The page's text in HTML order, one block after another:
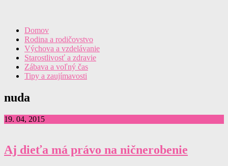
Domov
Rodina a rodičovstvo
Výchova a vzdelávanie
Starostlivosť a zdravie
Zábava a voľný čas
Tipy a zaujímavosti
nuda
19. 04, 2015
Aj dieťa má právo na ničnerobenie